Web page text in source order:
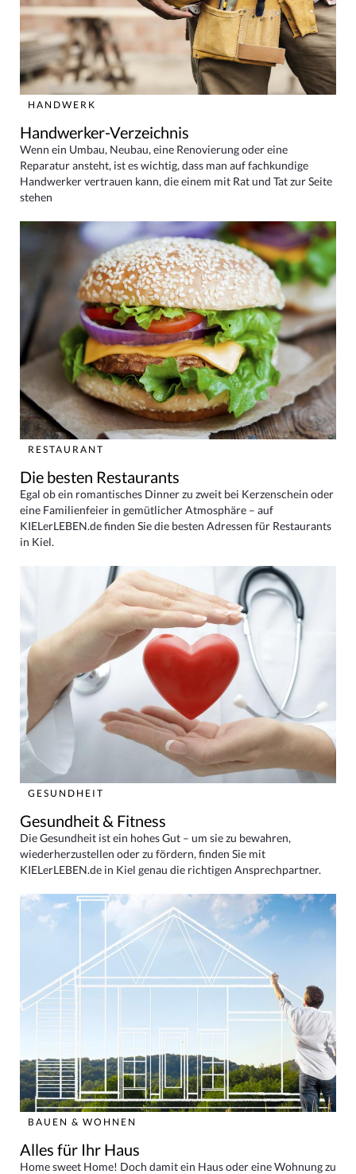
HANDWERK
Handwerker-Verzeichnis
Wenn ein Umbau, Neubau, eine Renovierung oder eine
Reparatur ansteht, ist es wichtig, dass man auf fachkundige
Handwerker vertrauen kann, die einem mit Rat und Tat zur Seite
stehen
RESTAURANT
Die besten Restaurants
Egal ob ein romantisches Dinner zu zweit bei Kerzenschein oder
eine Familienfeier in gemütlicher Atmosphäre – auf
KIELerLEBEN.de finden Sie die besten Adressen für Restaurants
in Kiel.
GESUNDHEIT
Gesundheit & Fitness
Die Gesundheit ist ein hohes Gut – um sie zu bewahren,
wiederherzustellen oder zu fördern, finden Sie mit
KIELerLEBEN.de in Kiel genau die richtigen Ansprechpartner.
BAUEN & WOHNEN
Alles für Ihr Haus
Home sweet Home! Doch damit ein Haus oder eine Wohnung zu